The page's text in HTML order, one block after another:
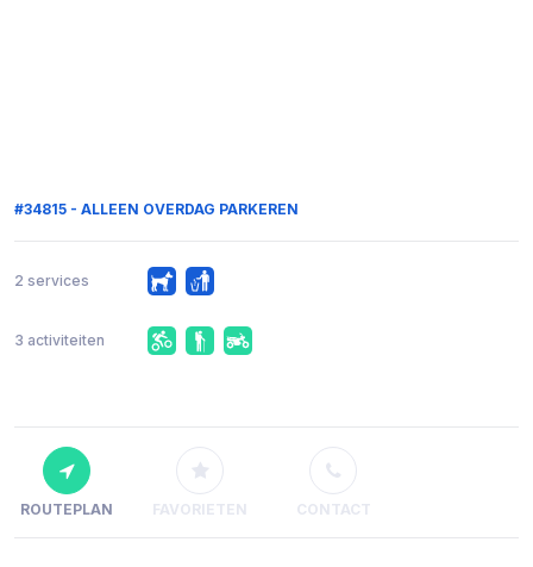
#34815 - ALLEEN OVERDAG PARKEREN
2 services
3 activiteiten
ROUTEPLAN FAVORIETEN CONTACT